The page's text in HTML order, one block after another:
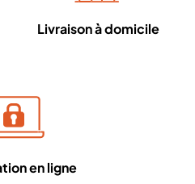
Livraison à domicile
en ligne